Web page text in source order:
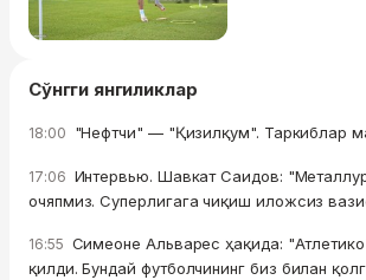
Сўнгги янгиликлар
18:00 "Нефтчи" — "Қизилқум". Таркиблар
17:06 Интервью. Шавкат Саидов:
очяпмиз. Суперлигага чиқиш иложсиз
16:55 Симеоне Альварес ҳақида:
қилди. Бундай футболчининг биз билан